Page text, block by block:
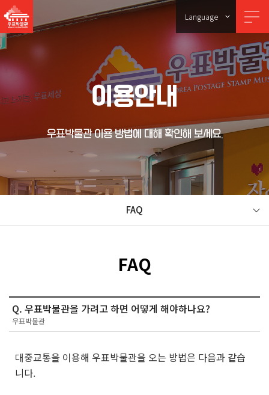
Language
이용안내
우표박물관 이용 방법에 대해 확인해 보세요.
FAQ
FAQ
Q. 우표박물관을 가려고 하면 어떻게 해야하나요?
우표박물관
대중교통을 이용해 우표박물관을 오는 방법은 다음과 같습
니다.